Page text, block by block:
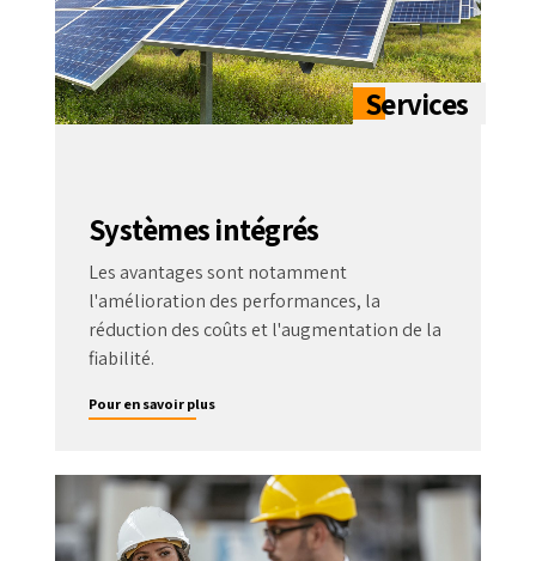
Systèmes intégrés
Les avantages sont notamment
l'amélioration des performances, la
réduction des coûts et l'augmentation de la
fiabilité.
Pour en savoir plus